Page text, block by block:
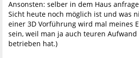
Ansonsten: selber in dem Haus
Sicht heute noch möglich ist und was
einer 3D Vorführung wird mal meines
sein, weil man ja auch teuren
betrieben hat.)